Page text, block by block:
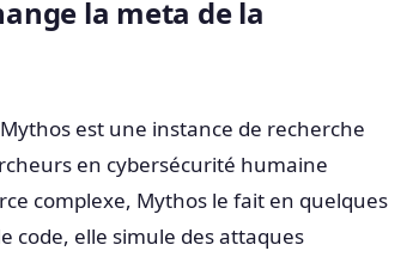
la meta de la
est une instance de recherche
en cybersécurité humaine
complexe, Mythos le fait en quelques
code, elle simule des attaques